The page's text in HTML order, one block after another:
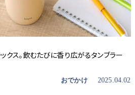
クス。飲むたびに香り広がるタンブラー
おでかけ 2025.04.02